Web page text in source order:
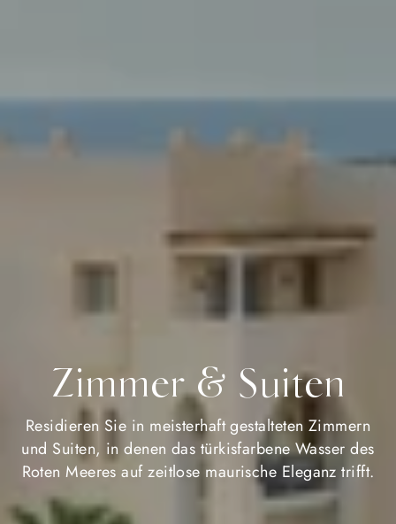
Zimmer & Suiten
Residieren Sie in meisterhaft gestalteten Zimmern
und Suiten, in denen das türkisfarbene Wasser des
Roten Meeres auf zeitlose maurische Eleganz trifft.